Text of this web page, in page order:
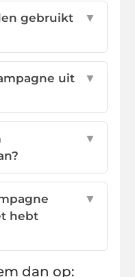
gebruikt
▼
uit
▼
▼
hebt
▼
dan op: